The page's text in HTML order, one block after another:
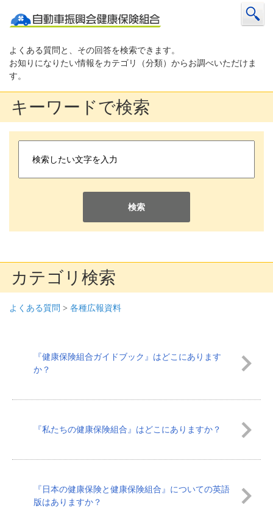
よくある質問と、その回答を検索できます。
お知りになりたい情報をカテゴリ（分類）からお調べいただけま
す。
キーワードで検索
検索
カテゴリ検索
よくある質問 > 各種広報資料
『健康保険組合ガイドブック』はどこにあります
か？
『私たちの健康保険組合』はどこにありますか？
『日本の健康保険と健康保険組合』についての英語
版はありますか？